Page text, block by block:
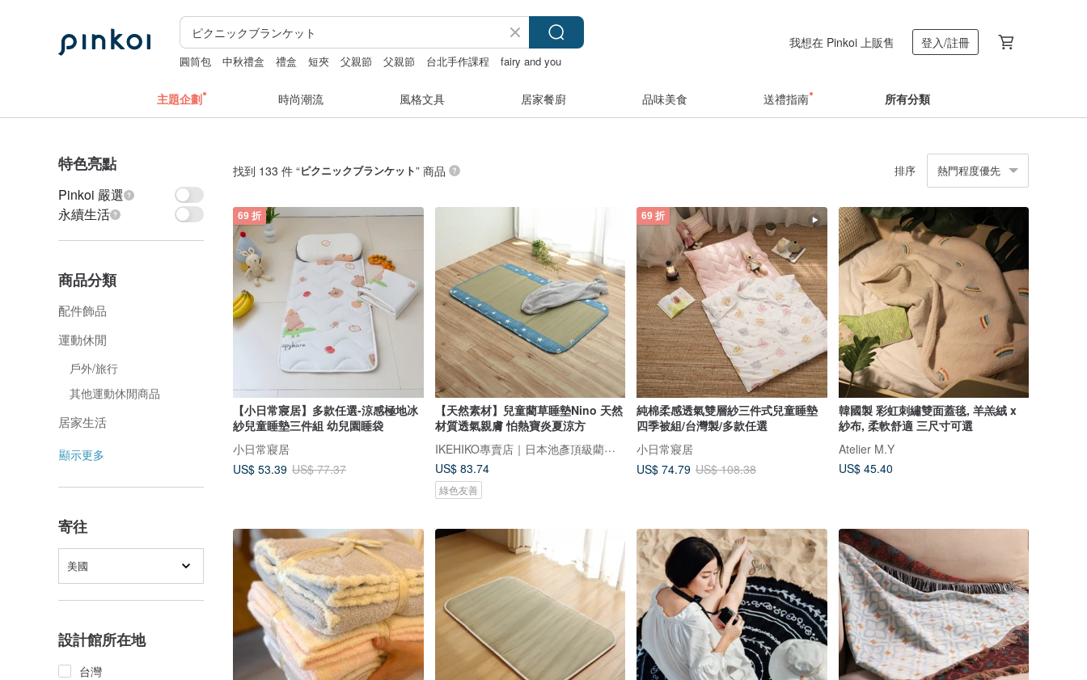
圓筒包 中秋禮盒 禮盒 短夾 父親節 父親節 台北手作課程 fairy and you
我想在 Pinkoi 上販售 登入/註冊
主題企劃 時尚潮流 風格文具 居家餐廚 品味美食 送禮指南 所有分類
特色亮點
Pinkoi 嚴選
永續生活
商品分類
配件飾品
運動休閒
戶外/旅行
其他運動休閒商品
居家生活
顯示更多
寄往
美國
設計館所在地
台灣
找到 133 件 “ピクニックブランケット” 商品 排序 熱門程度優先
69 折
【小日常寢居】多款任選-涼感極地冰
紗兒童睡墊三件組 幼兒園睡袋
小日常寢居
US$ 53.39 US$ 77.37
【天然素材】兒童藺草睡墊Nino 天然
材質透氣親膚 怕熱寶炎夏涼方
IKEHIKO專賣店｜日本池彥頂級藺草製品｜讓生活與自然更靠近
US$ 83.74
綠色友善
69 折
純棉柔感透氣雙層紗三件式兒童睡墊
四季被組/台灣製/多款任選
小日常寢居
US$ 74.79 US$ 108.38
韓國製 彩虹刺繡雙面蓋毯, 羊羔絨 x
紗布, 柔軟舒適 三尺寸可選
Atelier M.Y
US$ 45.40